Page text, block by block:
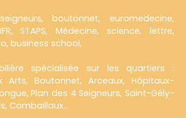
boutonnet, euromedecine,
STAPS, Médecine, science, lettre,
business school,
spécialisée sur les quartiers :
Arts, Boutonnet, Arceaux, Hôpitaux-
Plan des 4 Seigneurs, Saint-Gély-
Combaillaux...